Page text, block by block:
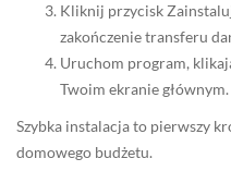
Kliknij przycisk
zakończenie transferu
Uruchom program,
Twoim ekranie głównym.
Szybka instalacja to pierwszy
domowego budżetu.